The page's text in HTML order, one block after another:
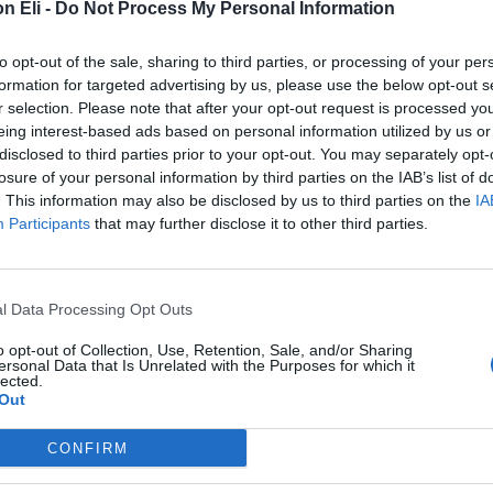
Eli - Do Not Process My Personal Information
opt-out of the sale, sharing to third parties, or processing of your
for targeted advertising by us, please use the below opt-out
selection. Please note that after your opt-out request is processed
interest-based ads based on personal information utilized by us
to third parties prior to your opt-out. You may separately
of your personal information by third parties on the IAB’s list of
This information may also be disclosed by us to third parties on the
Participants that may further disclose it to other third parties.
Data Processing Opt Outs
opt-out of Collection, Use, Retention, Sale, and/or Sharing
Data that Is Unrelated with the Purposes for which it
CONFIRM
i tuoi ospiti
rinunciare ai piaceri della tavola
e le persone che ti stanno vicino
allo stesso tempo alleggerendo i tuoi piatti
pianificare la cucina e risparmiare il 50% del
Video corso